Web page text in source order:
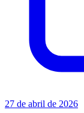
27 de abril de 2026